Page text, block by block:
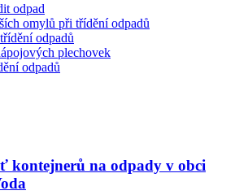
odpad
omylů při třídění odpadů
odpadů
plechovek
odpadů
kontejnerů na odpady v obci